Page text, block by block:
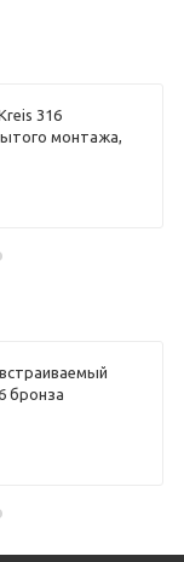
316
монтажа,
бронза